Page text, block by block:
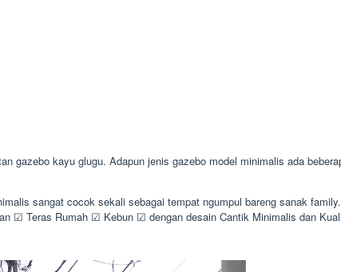
gazebo kayu glugu. Adapun jenis gazebo model minimalis ada
sangat cocok sekali sebagai tempat ngumpul bareng sanak
Teras Rumah ☑ Kebun ☑ dengan desain Cantik Minimalis dan